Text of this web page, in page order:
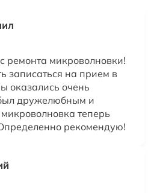
ремонта микроволновки!
записаться на прием в
оказались очень
дружелюбным и
теперь
рекомендую!